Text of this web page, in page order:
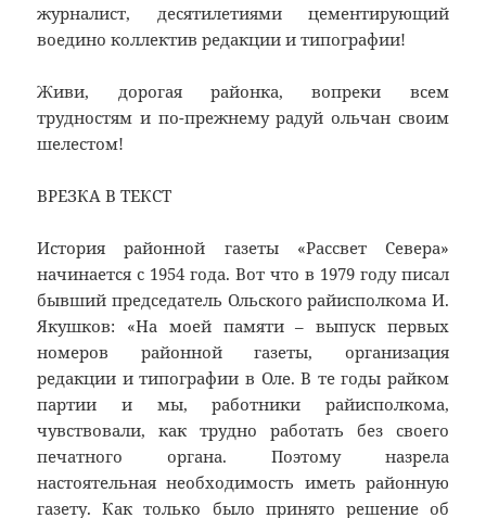
журналист, десятилетиями цементирующий
воедино коллектив редакции и типографии!
Живи, дорогая районка, вопреки всем
трудностям и по-прежнему радуй ольчан своим
шелестом!
ВРЕЗКА В ТЕКСТ
История районной газеты «Рассвет Севера»
начинается с 1954 года. Вот что в 1979 году писал
бывший председатель Ольского райисполкома И.
Якушков: «На моей памяти – выпуск первых
номеров районной газеты, организация
редакции и типографии в Оле. В те годы райком
партии и мы, работники райисполкома,
чувствовали, как трудно работать без своего
печатного органа. Поэтому назрела
настоятельная необходимость иметь районную
газету. Как только было принято решение об